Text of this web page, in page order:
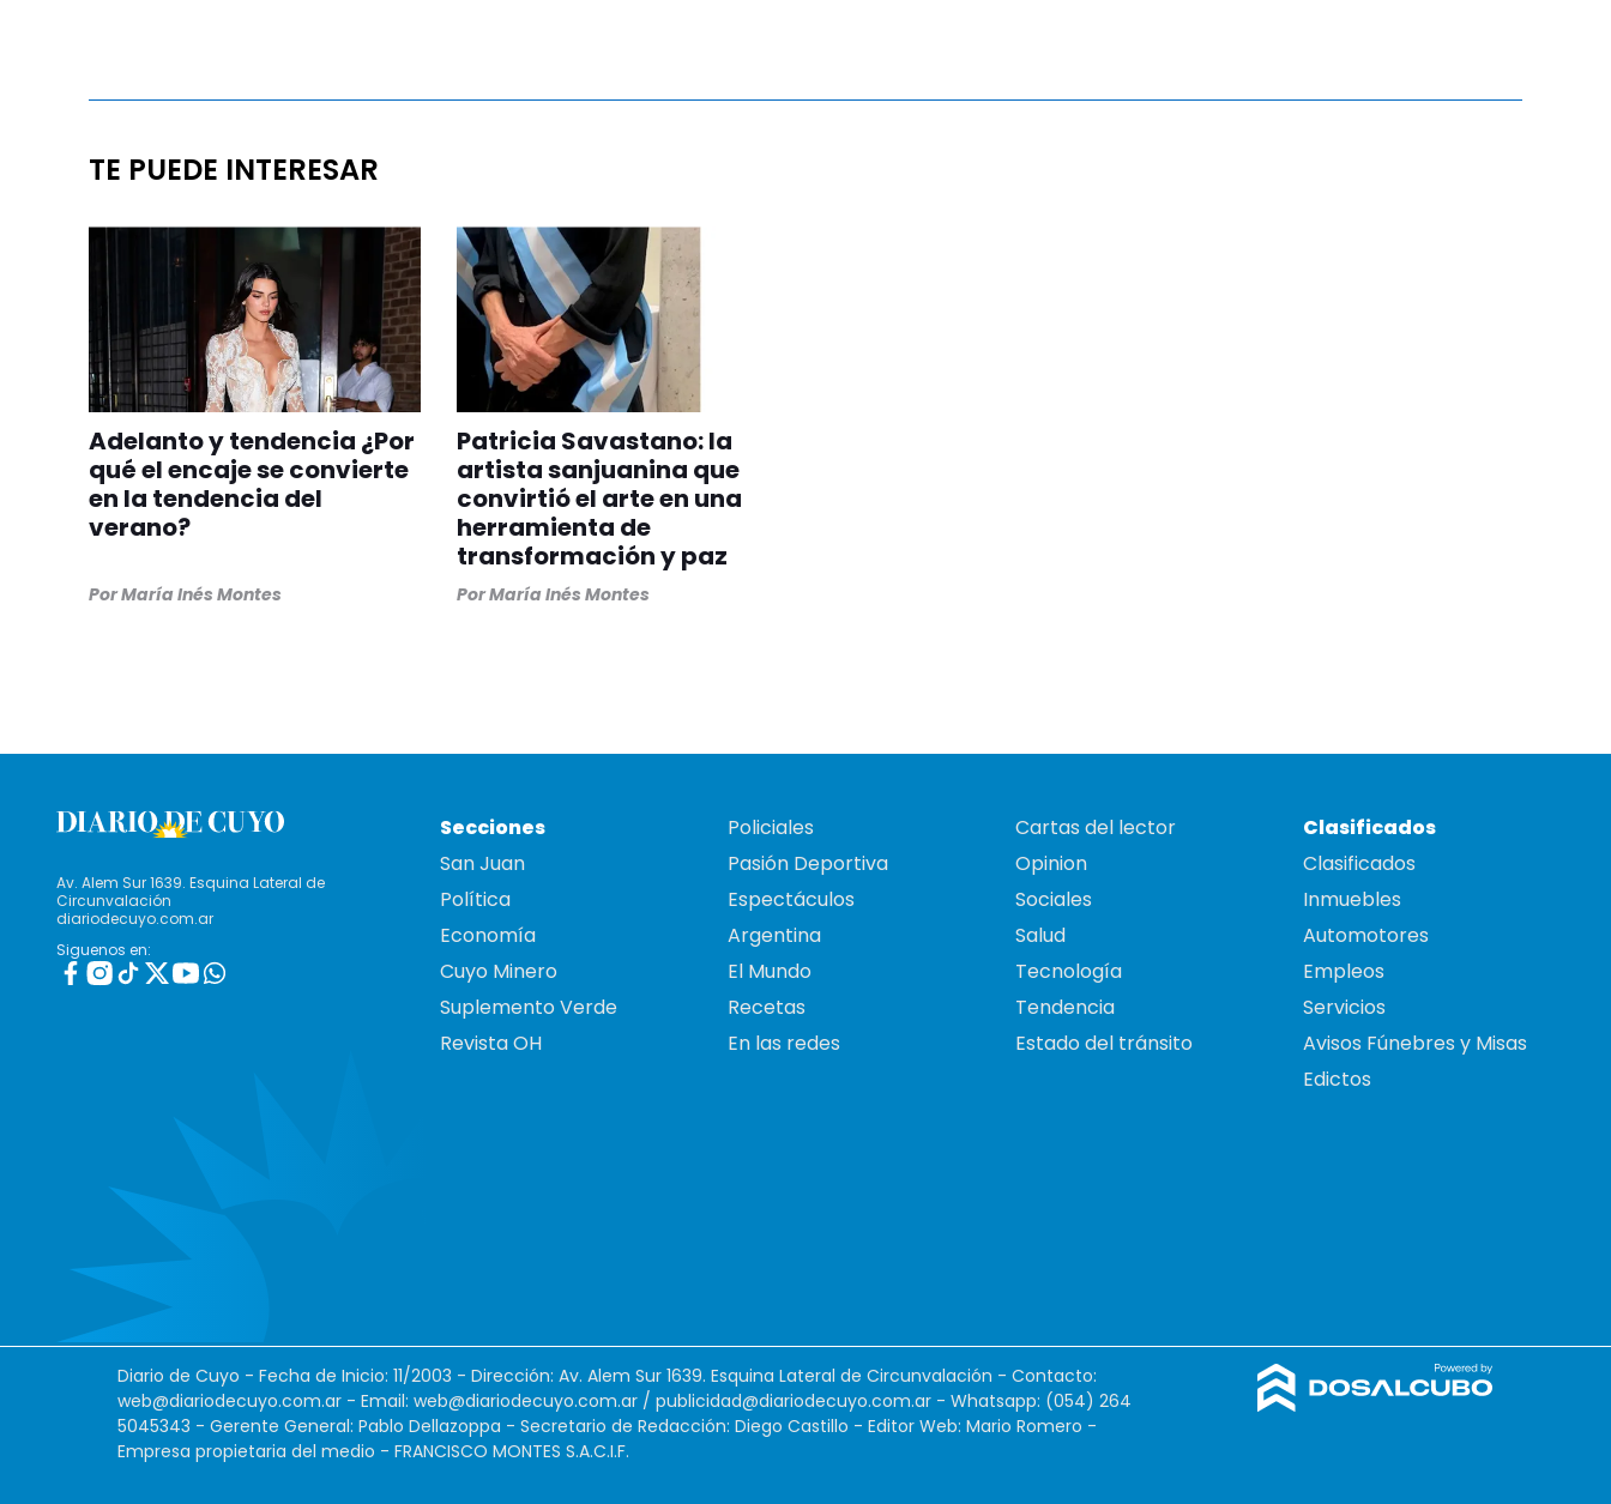
TE PUEDE INTERESAR
Adelanto y tendencia ¿Por
qué el encaje se convierte
en la tendencia del
verano?
PorMaría Inés Montes
Patricia Savastano: la
artista sanjuanina que
convirtió el arte en una
herramienta de
transformación y paz
PorMaría Inés Montes
Av. Alem Sur 1639. Esquina Lateral de
Circunvalación
diariodecuyo.com.ar
Siguenos en:
Secciones
San Juan
Política
Economía
Cuyo Minero
Suplemento Verde
Revista OH
Policiales
Pasión Deportiva
Espectáculos
Argentina
El Mundo
Recetas
En las redes
Cartas del lector
Opinion
Sociales
Salud
Tecnología
Tendencia
Estado del tránsito
Clasificados
Clasificados
Inmuebles
Automotores
Empleos
Servicios
Avisos Fúnebres y Misas
Edictos
Diario de Cuyo - Fecha de Inicio: 11/2003 - Dirección: Av. Alem Sur 1639. Esquina Lateral de Circunvalación - Contacto:
web@diariodecuyo.com.ar - Email: web@diariodecuyo.com.ar / publicidad@diariodecuyo.com.ar - Whatsapp: (054) 264
5045343 - Gerente General: Pablo Dellazoppa - Secretario de Redacción: Diego Castillo - Editor Web: Mario Romero -
Empresa propietaria del medio - FRANCISCO MONTES S.A.C.I.F.